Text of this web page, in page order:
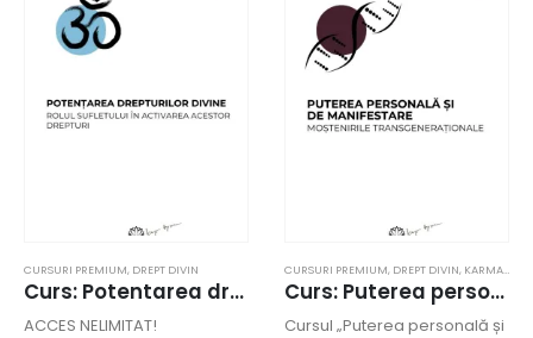
CURSURI PREMIUM, DREPT DIVIN
Curs: Potentarea drepturilor divine – Sebes – acces online
ACCES NELIMITAT!
CURSURI PREMIUM, DREPT DIVIN, KARMA,
Curs: Puterea personala si de manifestare. Mostenirile transgenerationale – Arad – acces online
Cursul „Puterea personală și